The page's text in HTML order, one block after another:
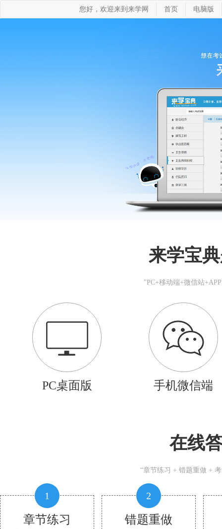
您好，欢迎来到来学网 首页 电脑版
来学宝
"PC+移动端+微信站
PC桌面版 手机微信端
在线
“章节练习 + 错题重做 +
1
章节练习
2
错题重做